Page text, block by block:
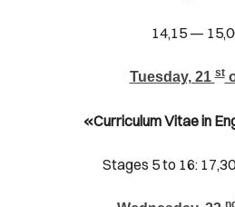
14,15 —
Tuesday, 21st
«Curriculum Vitae in
Stages 5 to 16:
nd